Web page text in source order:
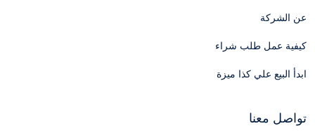
عن الشركة
كيفية عمل طلب شراء
ابدأ البيع علي كذا ميزة
تواصل معنا